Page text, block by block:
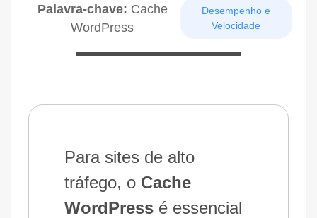
Palavra-chave: Cache
WordPress
Desempenho e
Velocidade
Para sites de alto
tráfego, o Cache
WordPress é essencial